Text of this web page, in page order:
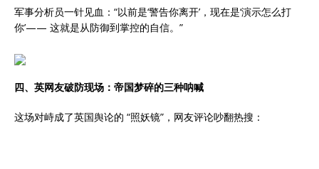
军事分析员一针见血：“以前是‘警告你离开’，现在是‘演示怎么打
你’—— 这就是从防御到掌控的自信。”
四、英网友破防现场：帝国梦碎的三种呐喊
这场对峙成了英国舆论的 “照妖镜”，网友评论吵翻热搜：